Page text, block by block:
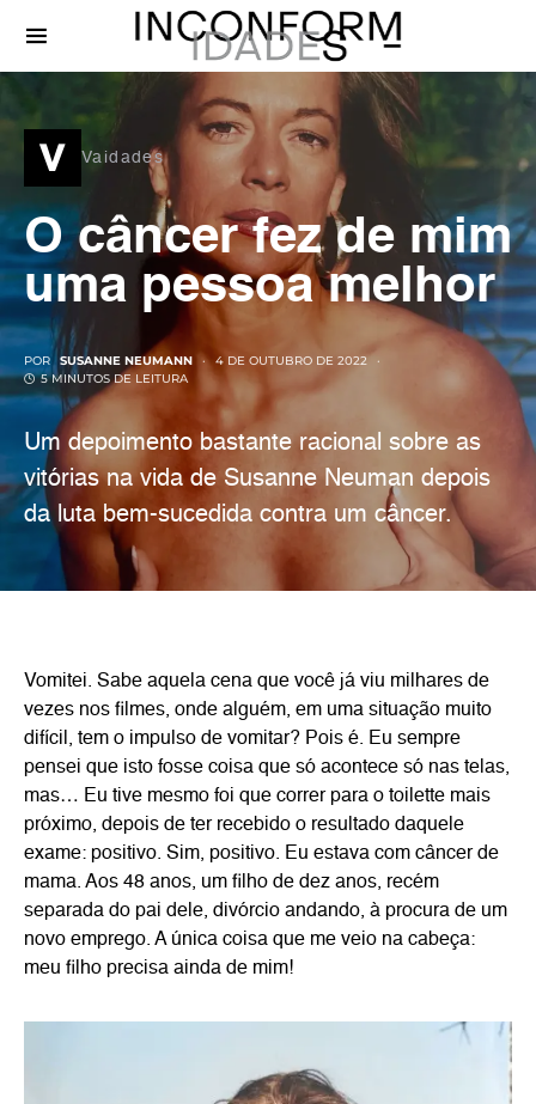
v Vaidades
O câncer fez de mim
uma pessoa melhor
POR SUSANNE NEUMANN
4 DE OUTUBRO DE 2022
5 MINUTOS DE LEITURA
Um depoimento bastante racional sobre as
vitórias na vida de Susanne Neuman depois
da luta bem-sucedida contra um câncer.
Vomitei. Sabe aquela cena que você já viu milhares de
vezes nos filmes, onde alguém, em uma situação muito
difícil, tem o impulso de vomitar? Pois é. Eu sempre
pensei que isto fosse coisa que só acontece só nas telas,
mas… Eu tive mesmo foi que correr para o toilette mais
próximo, depois de ter recebido o resultado daquele
exame: positivo. Sim, positivo. Eu estava com câncer de
mama. Aos 48 anos, um filho de dez anos, recém
separada do pai dele, divórcio andando, à procura de um
novo emprego. A única coisa que me veio na cabeça:
meu filho precisa ainda de mim!